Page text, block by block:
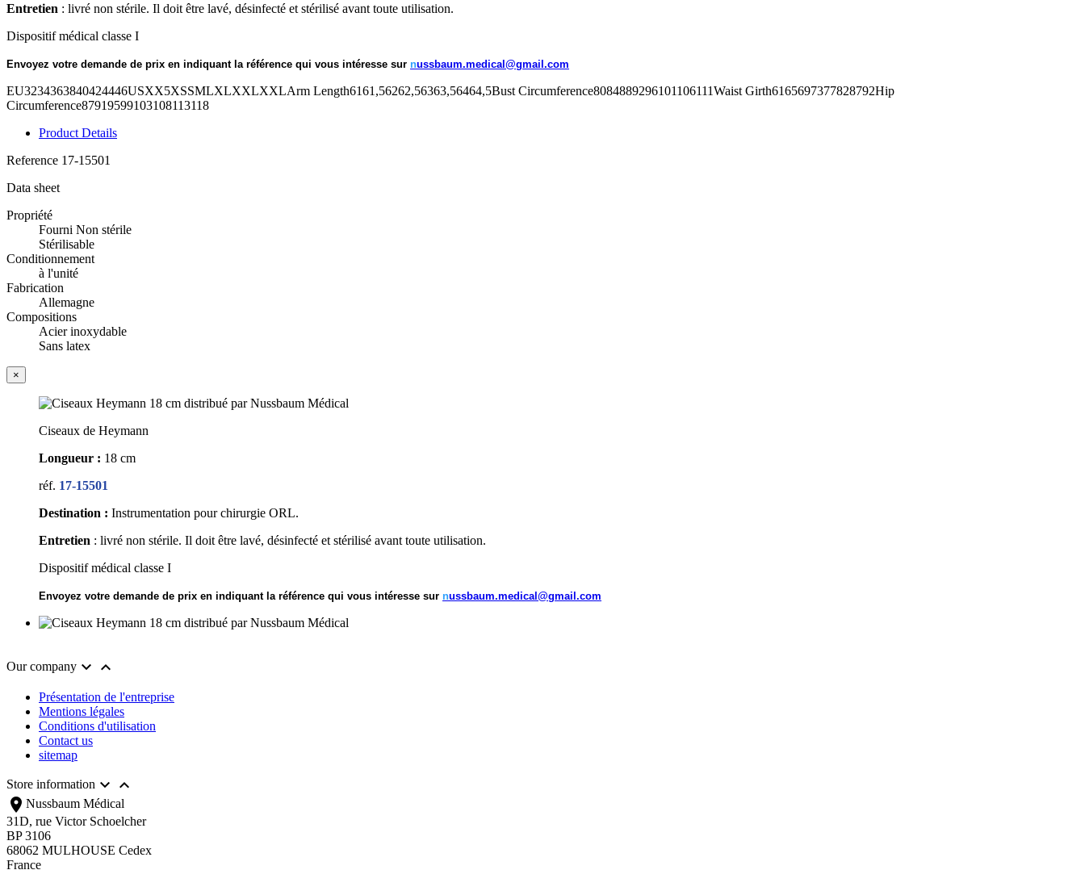
Entretien : livré non stérile. Il doit être lavé, désinfecté et stérilisé avant toute utilisation.
Dispositif médical classe I
Envoyez votre demande de prix en indiquant la référence qui vous intéresse sur nussbaum.medical@gmail.com
EU3234363840424446USXX5XSSMLXLXXLXXLArm Length6161,56262,56363,56464,5Bust Circumference8084889296101106111Waist Girth6165697377828792Hip
Circumference87919599103108113118
Product Details
Reference 17-15501
Data sheet
Propriété
Fourni Non stérile
Stérilisable
Conditionnement
à l'unité
Fabrication
Allemagne
Compositions
Acier inoxydable
Sans latex
×
Ciseaux de Heymann
Longueur : 18 cm
réf. 17-15501
Destination : Instrumentation pour chirurgie ORL.
Entretien : livré non stérile. Il doit être lavé, désinfecté et stérilisé avant toute utilisation.
Dispositif médical classe I
Envoyez votre demande de prix en indiquant la référence qui vous intéresse sur nussbaum.medical@gmail.com
Our company  
Présentation de l'entreprise
Mentions légales
Conditions d'utilisation
Contact us
sitemap
Store information  
location_on Nussbaum Médical
31D, rue Victor Schoelcher
BP 3106
68062 MULHOUSE Cedex
France